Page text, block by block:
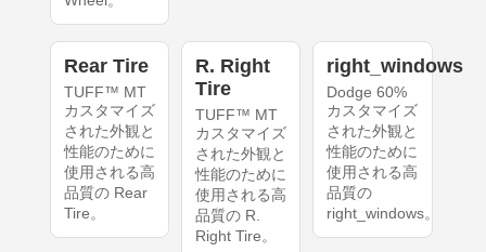
Rear Tire
TUFF™ MT
カスタマイズ
された外観と
性能のために
使用される高
品質の Rear
Tire。
R. Right
Tire
TUFF™ MT
カスタマイズ
された外観と
性能のために
使用される高
品質の R.
Right Tire。
right_windows
Dodge 60%
カスタマイズ
された外観と
性能のために
使用される高
品質の
right_windows。